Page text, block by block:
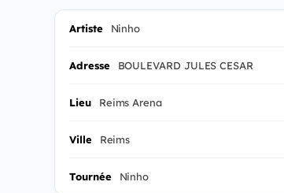
Artiste Ninho
Adresse BOULEVARD JULES CESAR
Lieu Reims Arena
Ville Reims
Tournée Ninho